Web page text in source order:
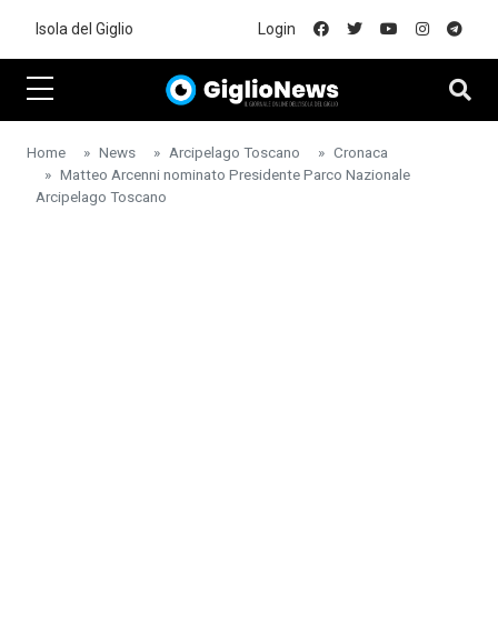
Isola del Giglio Login
Home News Arcipelago Toscano
Cronaca
Matteo Arcenni nominato Presidente Parco Nazionale
Arcipelago Toscano